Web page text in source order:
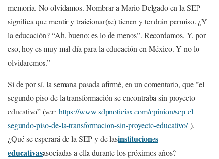
memoria. No olvidamos. Nombrar a Mario Delgado en la SEP
significa que mentir y traicionar(se) tienen y tendrán permiso. ¿Y
la educación? “Ah, bueno: es lo de menos”. Recordamos. Y, por
eso, hoy es muy mal día para la educación en México. Y no lo
olvidaremos.”
Si de por sí, la semana pasada afirmé, en un comentario, que ”el
segundo piso de la transformación se encontraba sin proyecto
educativo” (ver: https://www.sdpnoticias.com/opinion/sep-el-
segundo-piso-de-la-transformacion-sin-proyecto-educativo/).
¿Qué se esperará de la SEP y de lasinstituciones
educativasasociadas a ella durante los próximos años?